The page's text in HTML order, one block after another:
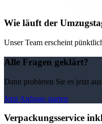
Wie läuft der
Unser Team erscheint
Alle Fragen geklärt?
Dann probieren Sie es jetzt
Jetzt Anfrage starten
Verpackungsservice